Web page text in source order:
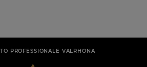
PROFESSIONALE VALRHONA